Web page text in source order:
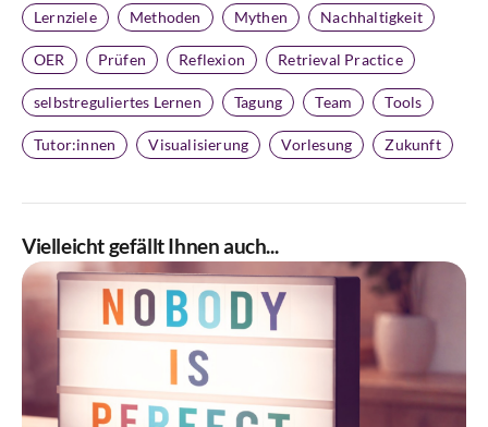
Lernziele Methoden Mythen Nachhaltigkeit
OER Prüfen Reflexion Retrieval Practice
selbstreguliertes Lernen Tagung Team Tools
Tutor:innen Visualisierung Vorlesung Zukunft
Vielleicht gefällt Ihnen auch...